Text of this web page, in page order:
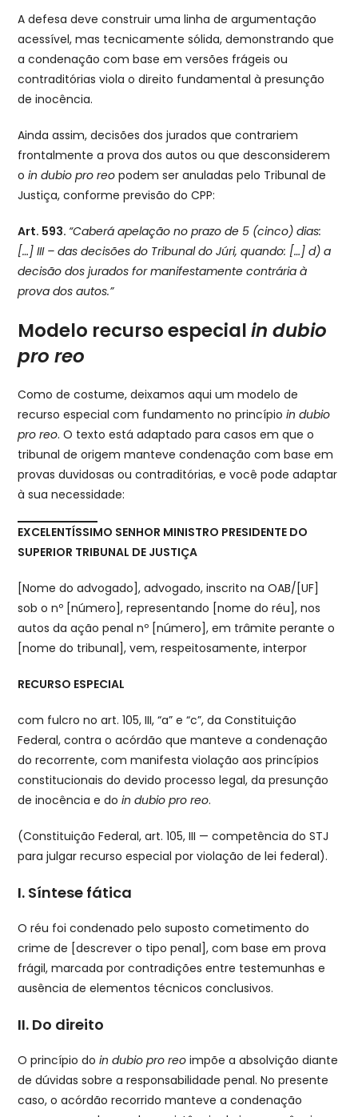
A defesa deve construir uma linha de argumentação
acessível, mas tecnicamente sólida, demonstrando que
a condenação com base em versões frágeis ou
contraditórias viola o direito fundamental à presunção
de inocência.
Ainda assim, decisões dos jurados que contrariem
frontalmente a prova dos autos ou que desconsiderem
oin dubio pro reo podem ser anuladas pelo Tribunal de
Justiça, conforme previsão do CPP:
Art. 593. “Caberá apelação no prazo de 5 (cinco) dias:
[…] III – das decisões do Tribunal do Júri, quando: […] d) a
decisão dos jurados for manifestamente contrária à
prova dos autos.”
Modelo recurso especialin dubio
pro reo
Como de costume, deixamos aqui um modelo de
recurso especial com fundamento no princípioin dubio
pro reo. O texto está adaptado para casos em que o
tribunal de origem manteve condenação com base em
provas duvidosas ou contraditórias, e você pode adaptar
à sua necessidade:
EXCELENTÍSSIMO SENHOR MINISTRO PRESIDENTE DO
SUPERIOR TRIBUNAL DE JUSTIÇA
[Nome do advogado], advogado, inscrito na OAB/[UF]
sob o nº [número], representando [nome do réu], nos
autos da ação penal nº [número], em trâmite perante o
[nome do tribunal], vem, respeitosamente, interpor
RECURSO ESPECIAL
com fulcro no art. 105, III, “a” e “c”, da Constituição
Federal, contra o acórdão que manteve a condenação
do recorrente, com manifesta violação aos princípios
constitucionais do devido processo legal, da presunção
de inocência e doin dubio pro reo.
(Constituição Federal, art. 105, III — competência do STJ
para julgar recurso especial por violação de lei federal).
I. Síntese fática
O réu foi condenado pelo suposto cometimento do
crime de [descrever o tipo penal], com base em prova
frágil, marcada por contradições entre testemunhas e
ausência de elementos técnicos conclusivos.
II. Do direito
O princípio doin dubio pro reo impõe a absolvição diante
de dúvidas sobre a responsabilidade penal. No presente
caso, o acórdão recorrido manteve a condenação